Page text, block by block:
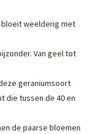
bloeit weelderig met
Van geel tot
geraniumsoort
die tussen de 40 en
de paarse bloemen